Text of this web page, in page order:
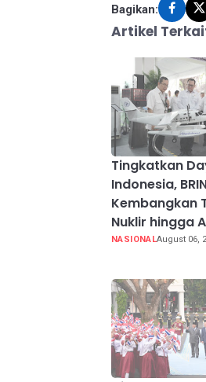
Bagikan:
Artikel
Tingkatkan
Indonesia,
Kembangkan
Nuklir hingga
NASIONALAugust 06,